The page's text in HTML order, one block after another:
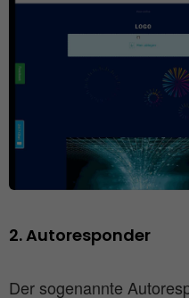
2. Autoresponder
Der sogenannte